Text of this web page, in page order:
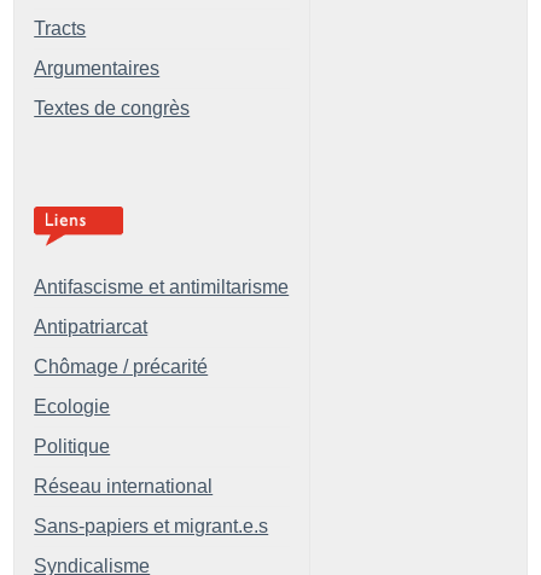
Tracts
Argumentaires
Textes de congrès
Antifascisme et antimiltarisme
Antipatriarcat
Chômage / précarité
Ecologie
Politique
Réseau international
Sans-papiers et migrant.e.s
Syndicalisme